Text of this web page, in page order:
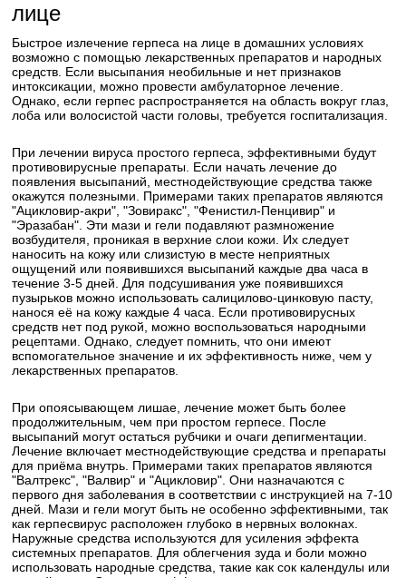
лице
Быстрое излечение герпеса на лице в домашних условиях
возможно с помощью лекарственных препаратов и народных
средств. Если высыпания необильные и нет признаков
интоксикации, можно провести амбулаторное лечение.
Однако, если герпес распространяется на область вокруг глаз,
лоба или волосистой части головы, требуется госпитализация.
При лечении вируса простого герпеса, эффективными будут
противовирусные препараты. Если начать лечение до
появления высыпаний, местнодействующие средства также
окажутся полезными. Примерами таких препаратов являются
"Ацикловир-акри", "Зовиракс", "Фенистил-Пенцивир" и
"Эразабан". Эти мази и гели подавляют размножение
возбудителя, проникая в верхние слои кожи. Их следует
наносить на кожу или слизистую в месте неприятных
ощущений или появившихся высыпаний каждые два часа в
течение 3-5 дней. Для подсушивания уже появившихся
пузырьков можно использовать салицилово-цинковую пасту,
нанося её на кожу каждые 4 часа. Если противовирусных
средств нет под рукой, можно воспользоваться народными
рецептами. Однако, следует помнить, что они имеют
вспомогательное значение и их эффективность ниже, чем у
лекарственных препаратов.
При опоясывающем лишае, лечение может быть более
продолжительным, чем при простом герпесе. После
высыпаний могут остаться рубчики и очаги депигментации.
Лечение включает местнодействующие средства и препараты
для приёма внутрь. Примерами таких препаратов являются
"Валтрекс", "Валвир" и "Ацикловир". Они назначаются с
первого дня заболевания в соответствии с инструкцией на 7-10
дней. Мази и гели могут быть не особенно эффективными, так
как герпесвирус расположен глубоко в нервных волокнах.
Наружные средства используются для усиления эффекта
системных препаратов. Для облегчения зуда и боли можно
использовать народные средства, такие как сок календулы или